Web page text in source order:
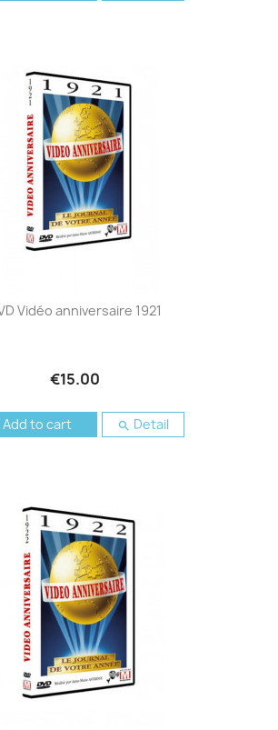
Vidéo anniversaire 1921
€15.00
Add to cart  Detail